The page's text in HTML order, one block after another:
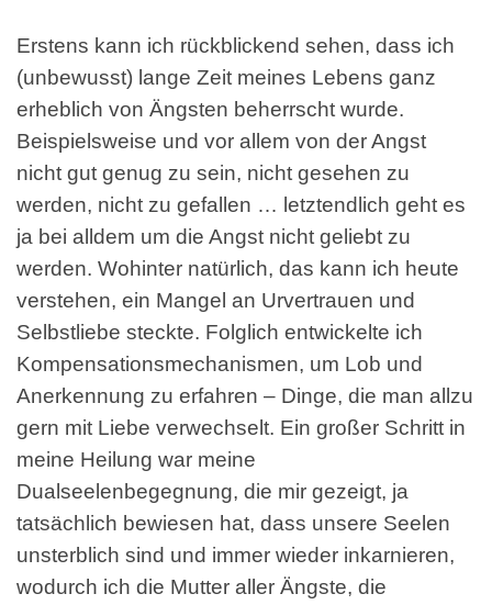
Erstens kann ich rückblickend sehen, dass ich
(unbewusst) lange Zeit meines Lebens ganz
erheblich von Ängsten beherrscht wurde.
Beispielsweise und vor allem von der Angst
nicht gut genug zu sein, nicht gesehen zu
werden, nicht zu gefallen … letztendlich geht es
ja bei alldem um die Angst nicht geliebt zu
werden. Wohinter natürlich, das kann ich heute
verstehen, ein Mangel an Urvertrauen und
Selbstliebe steckte. Folglich entwickelte ich
Kompensationsmechanismen, um Lob und
Anerkennung zu erfahren – Dinge, die man allzu
gern mit Liebe verwechselt. Ein großer Schritt in
meine Heilung war meine
Dualseelenbegegnung, die mir gezeigt, ja
tatsächlich bewiesen hat, dass unsere Seelen
unsterblich sind und immer wieder inkarnieren,
wodurch ich die Mutter aller Ängste, die